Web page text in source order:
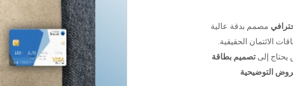
مصمم بدقة عالية (PSD)،
الائتمان الحقيقية.
إلىتصميم بطاقة
التوضيحية